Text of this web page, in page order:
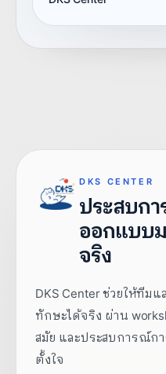
DKS CENTER
ประสบกา
ออกแบบ
จริง
DKS Center ช่วยให้ทีม
ทักษะได้จริง ผ่าน
สมัย และประสบการณ์ก
ตั้งใจ